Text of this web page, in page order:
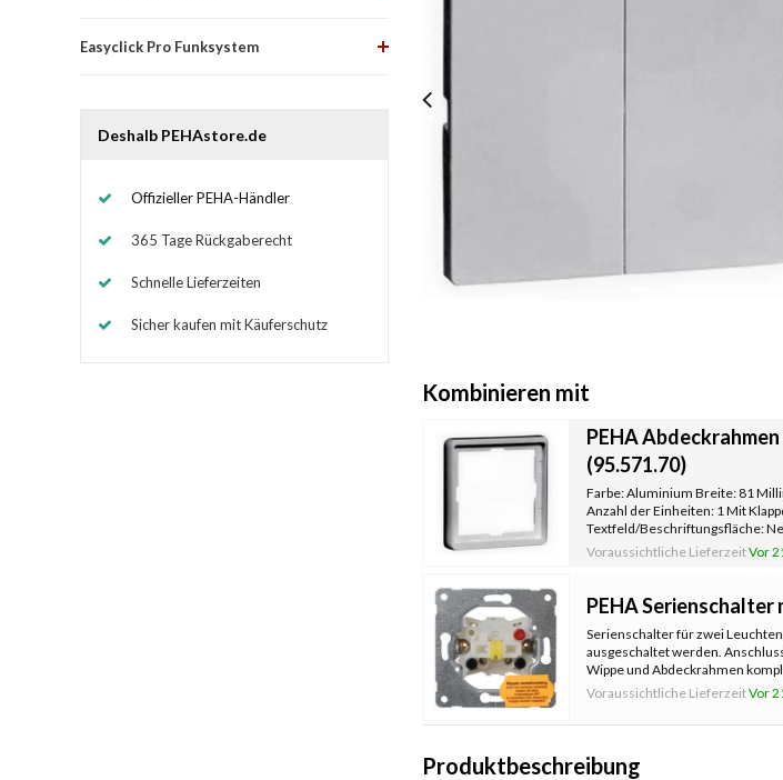
Easyclick Pro Funksystem
Deshalb PEHAstore.de
Offizieller PEHA-Händler
365 Tage Rückgaberecht
Schnelle Lieferzeiten
Sicher kaufen mit Käuferschutz
Kombinieren mit
PEHA
(95.571.70)
Farbe: Aluminium Breite: 81
Anzahl der Einheiten: 1 Mit
Textfeld/Beschriftungsfläche:
Befesti
Voraussichtliche LieferzeitVor
PEHA Serienschalter
Serienschalter für zwei
ausgeschaltet werden.
Wippe und Abdeckrahmen
Krallenbefestigung.
Voraussichtliche LieferzeitVor
Produktbeschreibung